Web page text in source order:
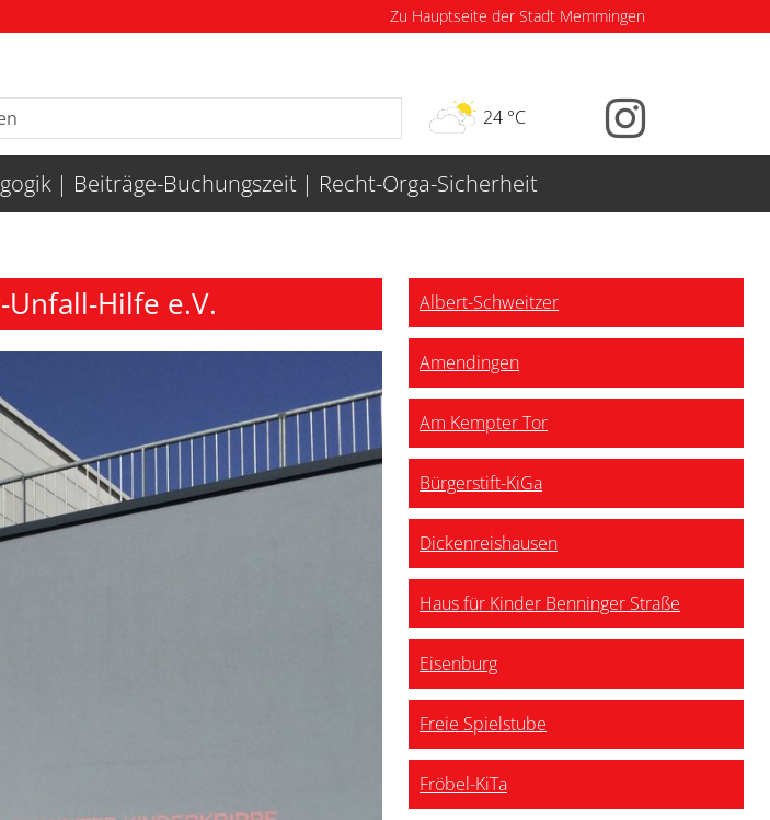
Zu Hauptseite der Stadt Memmingen
24 °C
Beiträge-Buchungszeit Recht-Orga-Sicherheit
Hilfe e.V. Albert-Schweitzer
Amendingen
Am Kempter Tor
Bürgerstift-KiGa
Dickenreishausen
Haus für Kinder Benninger Straße
Eisenburg
Freie Spielstube
Fröbel-KiTa